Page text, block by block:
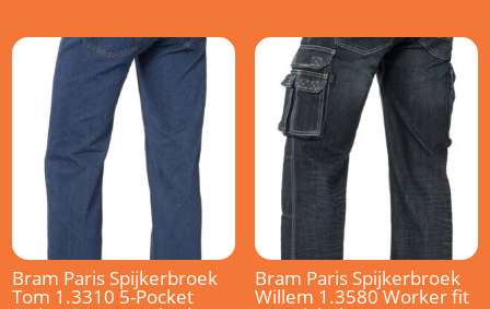
Bram Paris Spijkerbroek
Tom 1.3310 5-Pocket
Bram Paris Spijkerbroek
Willem 1.3580 Worker fit